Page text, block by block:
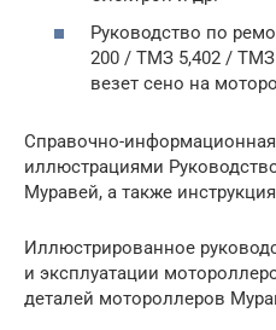
Руководство по
200 / ТМЗ 5,402 / ТМЗ
везет сено на
Справочно-
иллюстрациями
Муравей, а также
Иллюстрированное
и эксплуатации
деталей мотороллеров